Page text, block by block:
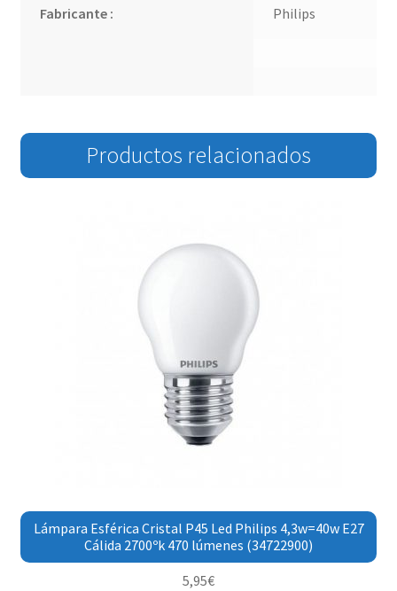
Fabricante : Philips
Productos relacionados
Lámpara Esférica Cristal P45 Led Philips 4,3w=40w E27
Cálida 2700ºk 470 lúmenes (34722900)
5,95€